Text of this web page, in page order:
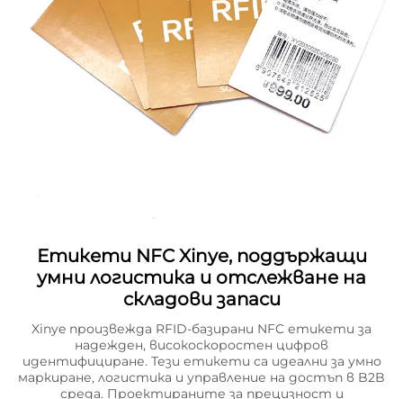
Етикети NFC Xinye, поддържащи
умни логистика и отслежване на
складови запаси
Xinye произвежда RFID-базирани NFC етикети за
надежден, високоскоростен цифров
идентифициране. Тези етикети са идеални за умно
маркиране, логистика и управление на достъп в B2B
среда. Проектираните за прецизност и